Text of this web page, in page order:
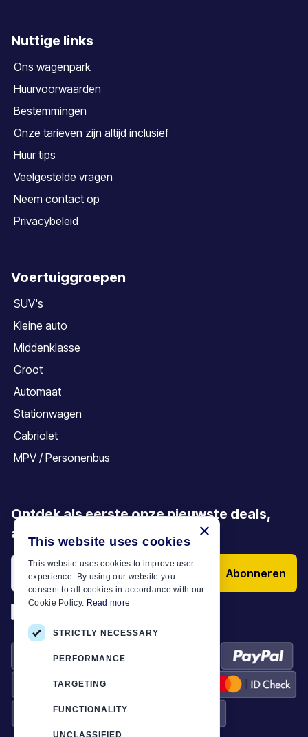
Nuttige links
Ons wagenpark
Huurvoorwaarden
Bestemmingen
Onze tarieven zijn altijd inclusief
Huur tips
Veelgestelde vragen
Neem contact op
Privacybeleid
Voertuiggroepen
SUV's
Kleine auto
Middenklasse
Groot
Automaat
Stationwagen
Cabriolet
MPV / Personenbus
Ontdek als eerste onze nieuwste deals,
aanbiedingen en artikelen
Abonneren
×
This website uses cookies
This website uses cookies to improve user
experience. By using our website you
consent to all cookies in accordance with our
Cookie Policy. Read more
STRICTLY NECESSARY
PERFORMANCE
TARGETING
FUNCTIONALITY
UNCLASSIFIED